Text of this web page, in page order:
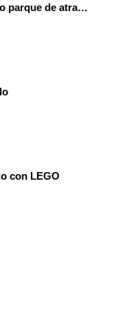
Construyendo nuestro parque de atracciones
con LEGO